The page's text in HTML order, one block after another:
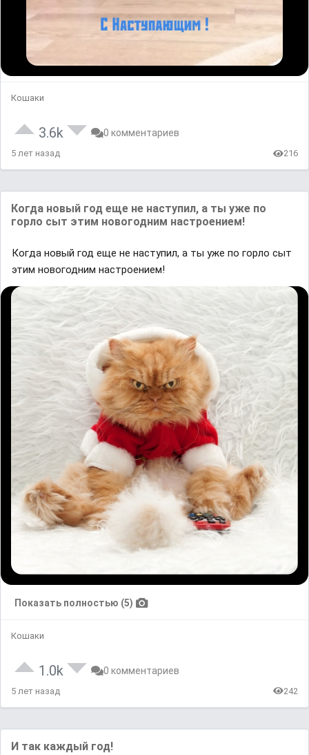
Кошаки
3.6k 0 комментариев
5 лет назад 216
Когда новый год еще не наступил, а ты уже по
горло сыт этим новогодним настроением!
Когда новый год еще не наступил, а ты уже по горло сыт
этим новогодним настроением!
Показать полностью (5)
Кошаки
1.0k 0 комментариев
5 лет назад 242
И так каждый год!